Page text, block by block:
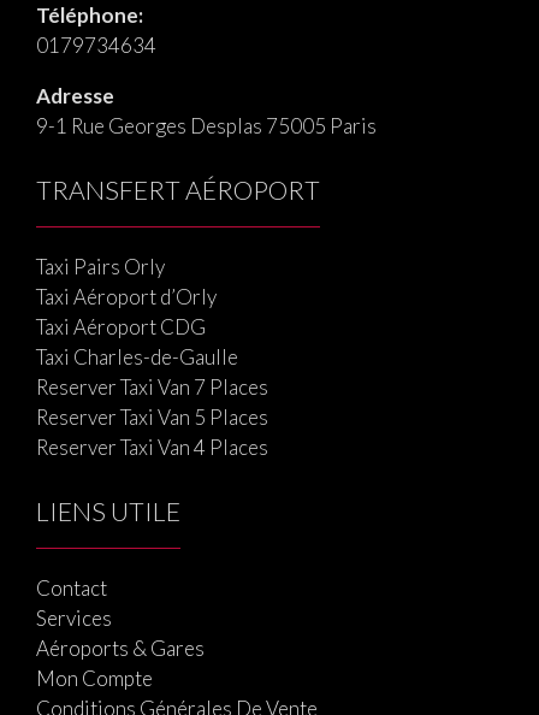
Téléphone:
0179734634
Adresse
9-1 Rue Georges Desplas 75005 Paris
TRANSFERT AÉROPORT
Taxi Pairs Orly
Taxi Aéroport d’Orly
Taxi Aéroport CDG
Taxi Charles-de-Gaulle
Reserver Taxi Van 7 Places
Reserver Taxi Van 5 Places
Reserver Taxi Van 4 Places
LIENS UTILE
Contact
Services
Aéroports & Gares
Mon Compte
Conditions Générales De Vente